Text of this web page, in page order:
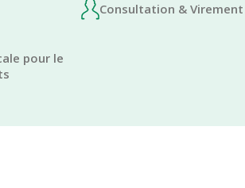
Consultation & Virement
pour le